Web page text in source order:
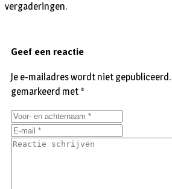
vergaderingen.
Geef een reactie
Je e-mailadres wordt niet gepubliceerd.
gemarkeerd met *